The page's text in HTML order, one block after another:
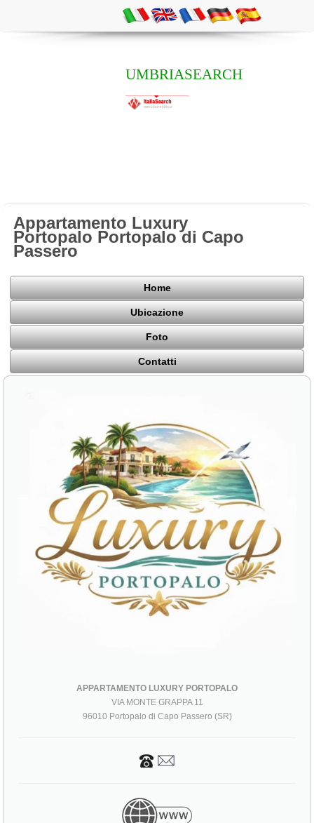
UMBRIASEARCH
Appartamento Luxury
Portopalo Portopalo di Capo
Passero
Home
Ubicazione
Foto
Contatti
APPARTAMENTO LUXURY PORTOPALO
VIA MONTE GRAPPA 11
96010 Portopalo di Capo Passero (SR)